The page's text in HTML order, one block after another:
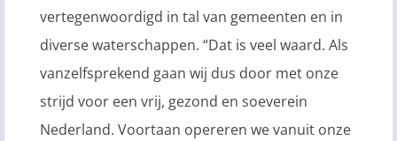
vertegenwoordigd in tal van gemeenten en in
diverse waterschappen. “Dat is veel waard. Als
vanzelfsprekend gaan wij dus door met onze
strijd voor een vrij, gezond en soeverein
Nederland. Voortaan opereren we vanuit onze